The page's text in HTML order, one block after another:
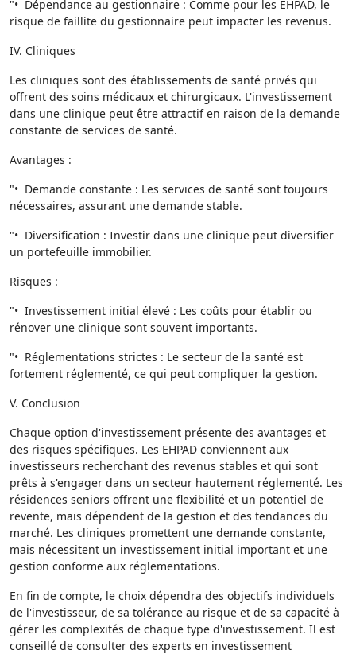
"• Dépendance au gestionnaire : Comme pour les EHPAD, le
risque de faillite du gestionnaire peut impacter les revenus.
IV. Cliniques
Les cliniques sont des établissements de santé privés qui
offrent des soins médicaux et chirurgicaux. L'investissement
dans une clinique peut être attractif en raison de la demande
constante de services de santé.
Avantages :
"• Demande constante : Les services de santé sont toujours
nécessaires, assurant une demande stable.
"• Diversification : Investir dans une clinique peut diversifier
un portefeuille immobilier.
Risques :
"• Investissement initial élevé : Les coûts pour établir ou
rénover une clinique sont souvent importants.
"• Réglementations strictes : Le secteur de la santé est
fortement réglementé, ce qui peut compliquer la gestion.
V. Conclusion
Chaque option d'investissement présente des avantages et
des risques spécifiques. Les EHPAD conviennent aux
investisseurs recherchant des revenus stables et qui sont
prêts à s'engager dans un secteur hautement réglementé. Les
résidences seniors offrent une flexibilité et un potentiel de
revente, mais dépendent de la gestion et des tendances du
marché. Les cliniques promettent une demande constante,
mais nécessitent un investissement initial important et une
gestion conforme aux réglementations.
En fin de compte, le choix dépendra des objectifs individuels
de l'investisseur, de sa tolérance au risque et de sa capacité à
gérer les complexités de chaque type d'investissement. Il est
conseillé de consulter des experts en investissement